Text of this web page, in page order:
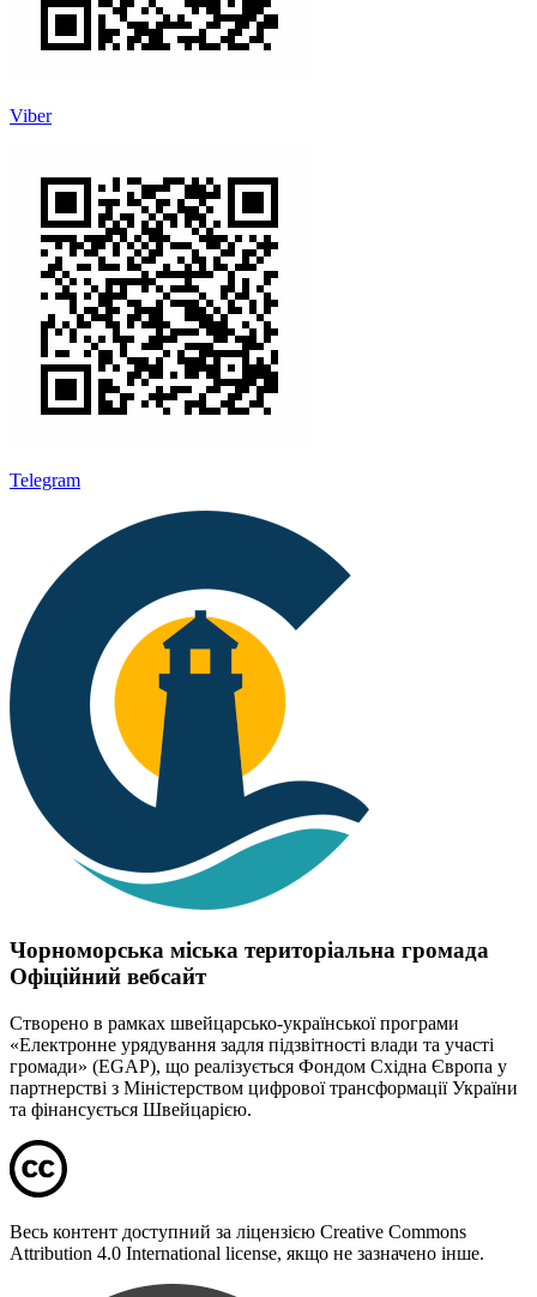
Viber
Telegram
Чорноморська міська територіальна громада
Офіційний вебсайт
Створено в рамках швейцарсько-української програми
«Електронне урядування задля підзвітності влади та участі
громади» (EGAP), що реалізується Фондом Східна Європа у
партнерстві з Міністерством цифрової трансформації України
та фінансується Швейцарією.
Весь контент доступний за ліцензією Creative Commons
Attribution 4.0 International license, якщо не зазначено інше.